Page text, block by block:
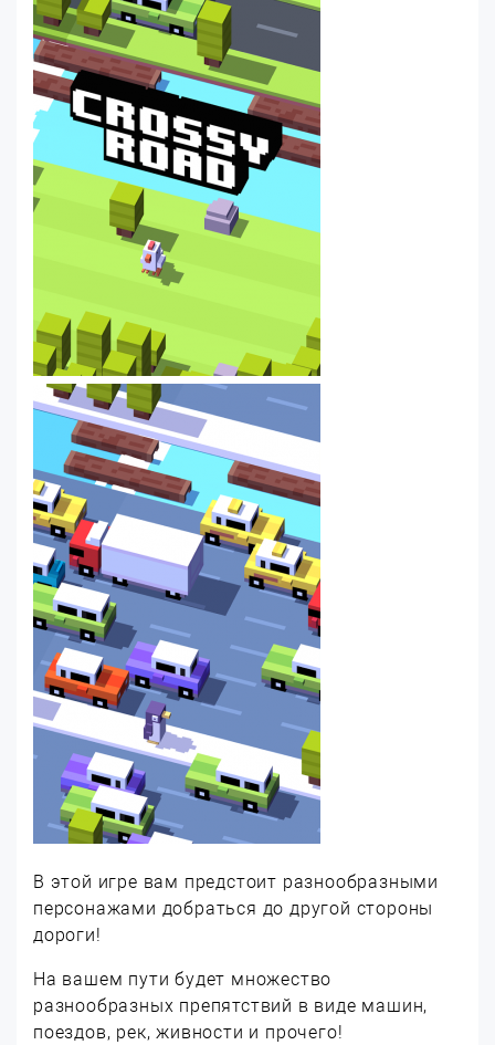
В этой игре вам предстоит разнообразными
персонажами добраться до другой стороны
дороги!
На вашем пути будет множество
разнообразных препятствий в виде машин,
поездов, рек, живности и прочего!